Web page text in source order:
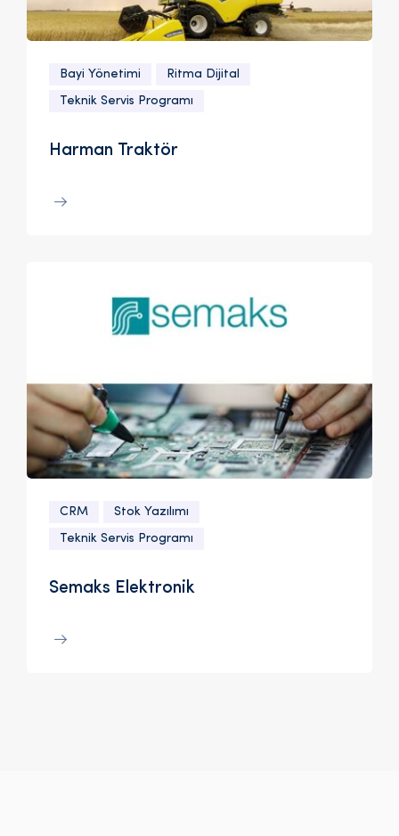
Bayi Yönetimi
Ritma Dijital
Teknik Servis Programı
Harman Traktör
CRM
Stok Yazılımı
Teknik Servis Programı
Semaks Elektronik